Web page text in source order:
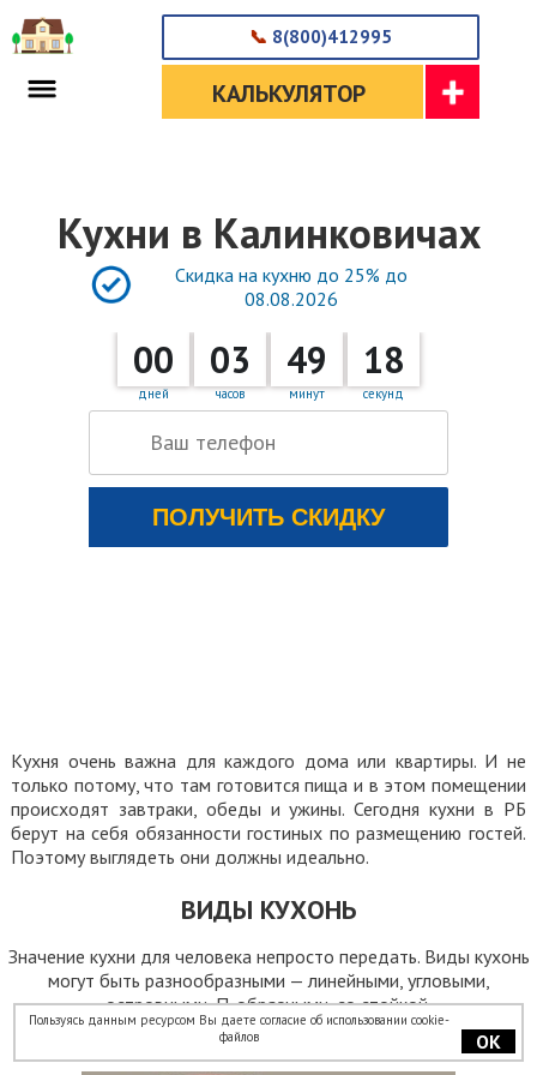
📞 8(800)412995
КАЛЬКУЛЯТОР
Бесплатная консультация ×
В стоимость входит
памятник, тумба, цветник.
Введите данные ×
Получить каталог ×
Кухни в Калинковичах
Скидка на кухню до 25% до
08.08.2026
00 03 49 18
дней часов минут секунд
ПОЛУЧИТЬ СКИДКУ
Кухня очень важна для каждого дома или квартиры. И не
только потому, что там готовится пища и в этом помещении
происходят завтраки, обеды и ужины. Сегодня кухни в РБ
берут на себя обязанности гостиных по размещению гостей.
Поэтому выглядеть они должны идеально.
ВИДЫ КУХОНЬ
Значение кухни для человека непросто передать. Виды кухонь
могут быть разнообразными — линейными, угловыми,
островными, П-образными, со стойкой.
Линейная кухня
Пользуясь данным ресурсом Вы даете согласие об использовании cookie-
файлов
ОК